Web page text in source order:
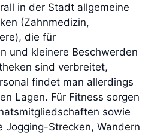
in der Stadt allgemeine
(Zahnmedizin,
die für
und kleinere Beschwerden
sind verbreitet,
findet man allerdings
Lagen. Für Fitness sorgen
sowie
Jogging-Strecken, Wandern